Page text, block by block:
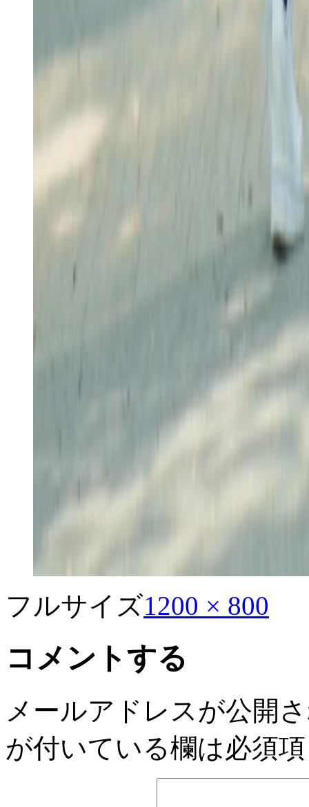
フルサイズ1200 × 800
コメントする
メールアドレスが公開
が付いている欄は必須